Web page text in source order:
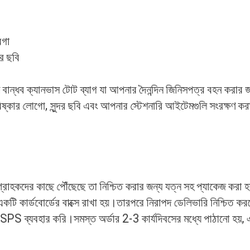
ছবি
ক্যানভাস টোট ব্যাগ যা আপনার দৈনন্দিন জিনিসপত্র বহন
লোগো, সুন্দর ছবি এবং আপনার স্টেশনারি আইটেমগুলি
কাছে পৌঁছেছে তা নিশ্চিত করার জন্য যত্ন সহ প্যাকেজ করা
কার্ডবোর্ডের বাক্সে রাখা হয়।তারপরে নিরাপদ ডেলিভারি নিশ্চিত
ব্যবহার করি।সমস্ত অর্ডার 2-3 কার্যদিবসের মধ্যে পাঠানো হয়,